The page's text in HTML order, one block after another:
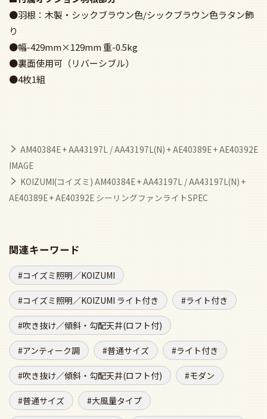
●羽根：木製・シックブラウン色/シックブラウン色ラタン飾
り
●幅-429mm×129mm 重-0.5kg
●裏面使用可（リバーシブル）
●4枚1組
AM40384E + AA43197L / AA43197L(N) + AE40389E + AE40392E
IMAGE
KOIZUMI(コイズミ) AM40384E + AA43197L / AA43197L(N) +
AE40389E + AE40392E シーリングファンライトSPEC
関連キーワード
コイズミ照明／KOIZUMI
コイズミ照明／KOIZUMI ライト付き ライト付き
吹き抜け／傾斜・勾配天井(ロフト付)
アンティーク調 普通サイズ ライト付き
吹き抜け／傾斜・勾配天井(ロフト付) モダン
普通サイズ 大風量タイプ